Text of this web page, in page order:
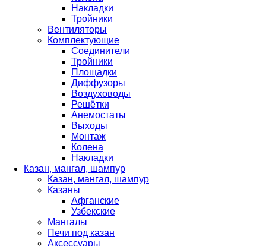
Накладки
Тройники
Вентиляторы
Комплектующие
Соединители
Тройники
Площадки
Диффузоры
Воздуховоды
Решётки
Анемостаты
Выходы
Монтаж
Колена
Накладки
Казан, мангал, шампур
Казан, мангал, шампур
Казаны
Афганские
Узбекские
Мангалы
Печи под казан
Аксессуары